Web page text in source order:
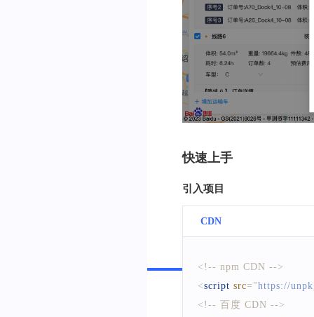
快速上手
引入项目
CDN
<!-- npm CDN -->
<script src= "https://
<!-- 百度 CDN -->